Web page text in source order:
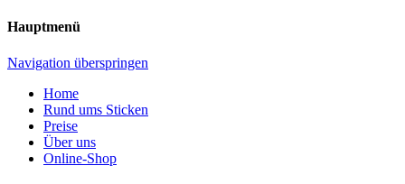
Hauptmenü
Navigation überspringen
Home
Rund ums Sticken
Preise
Über uns
Online-Shop